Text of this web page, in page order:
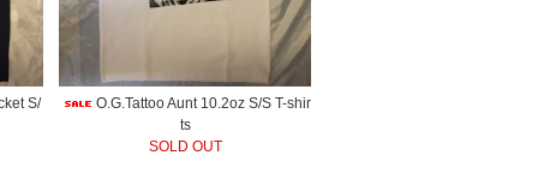
S/
O.G.Tattoo Aunt 10.2oz S/S T-shir
ts
SOLD OUT